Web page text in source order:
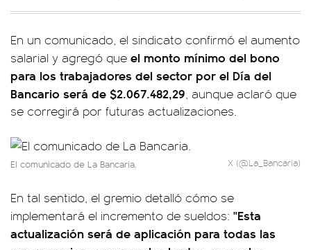
En un comunicado, el sindicato confirmó el aumento
salarial y agregó que el monto mínimo del bono
para los trabajadores del sector por el Día del
Bancario será de $2.067.482,29, aunque aclaró que
se corregirá por futuras actualizaciones.
El comunicado de La Bancaria. X (@La_Bancaria)
En tal sentido, el gremio detalló cómo se
implementará el incremento de sueldos: "Esta
actualización será de aplicación para todas las